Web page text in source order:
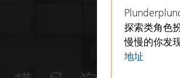
探索类角色
慢慢的你发
地址